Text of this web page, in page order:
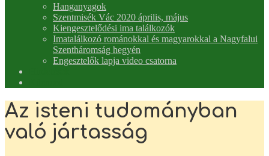
Hanganyagok
Szentmisék Vác 2020 április, május
Kiengesztelődési ima találkozók
Imatalálkozó románokkal és magyarokkal a Nagyfalui
Szentháromság hegyén
Engesztelők lapja video csatorna
Az isteni tudományban
való jártasság